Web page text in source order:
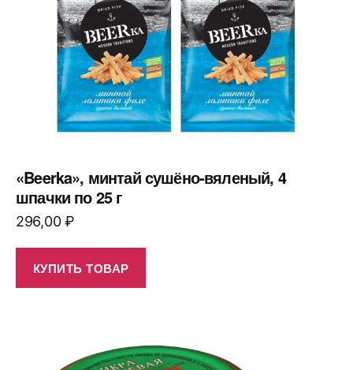
«Beerka», минтай сушёно-вяленый, 4
шпачки по 25 г
296,00₽
КУПИТЬ ТОВАР